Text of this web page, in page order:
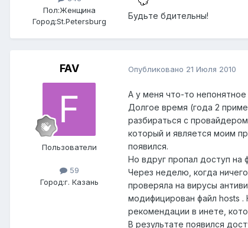
Пол:Женщина
Город:St.Petersburg
Будьте бдительны!
FAV
Пользователи
59
Город:г. Казань
Опубликовано 21 Июля 2010
А у меня что-то
Долгое время (года 2
разбираться с
который и является моим
появился.
Но вдруг пропал доступ на
Через неделю, когда
проверяла на вирусы
модифицирован файл hosts
рекомендации в инете,
В результате появился